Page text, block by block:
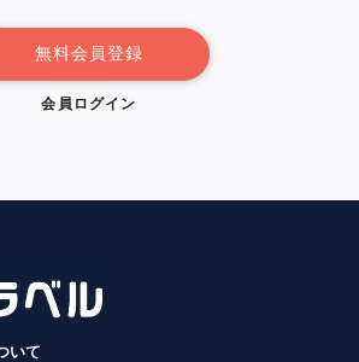
無料会員登録
会員ログイン
いて